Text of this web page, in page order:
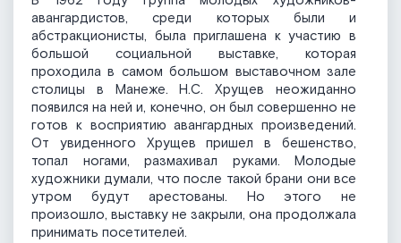
авангардистов, среди которых были и
абстракционисты, была приглашена к участию в
большой социальной выставке, которая
проходила в самом большом выставочном зале
столицы в Манеже. Н.С. Хрущев неожиданно
появился на ней и, конечно, он был совершенно не
готов к восприятию авангардных произведений.
От увиденного Хрущев пришел в бешенство,
топал ногами, размахивал руками. Молодые
художники думали, что после такой брани они все
утром будут арестованы. Но этого не
произошло, выставку не закрыли, она продолжала
принимать посетителей.